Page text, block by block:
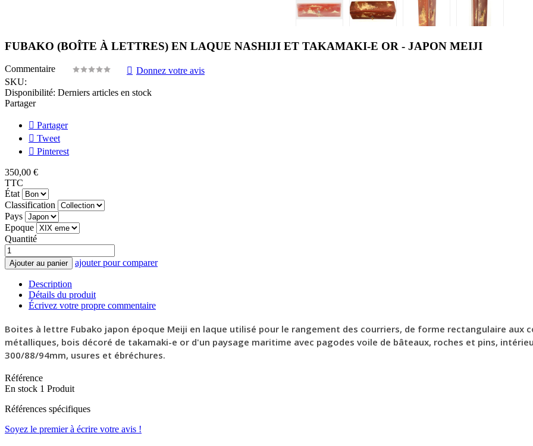
FUBAKO (BOÎTE À LETTRES) EN LAQUE NASHIJI ET TAKAMAKI-E OR - JAPON MEIJI
Commentaire
Donnez votre avis
SKU:
Disponibilité: Derniers articles en stock
Partager
Partager
Tweet
Pinterest
350,00 €
TTC
État
Classification
Pays
Epoque
Quantité
Ajouter au panier ajouter pour comparer
Description
Détails du produit
Écrivez votre propre commentaire
Boites à lettre Fubako japon époque Meiji en laque utilisé pour le rangement des courriers, de forme rectangulaire aux
métalliques, bois décoré de takamaki-e or d'un paysage maritime avec pagodes voile de bâteaux, roches et pins,
300/88/94mm, usures et ébréchures.
Référence
En stock 1 Produit
Références spécifiques
Soyez le premier à écrire votre avis !